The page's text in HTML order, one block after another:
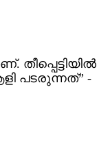
തീപ്പെട്ടിയില്‍
പടരുന്നത്‌” -